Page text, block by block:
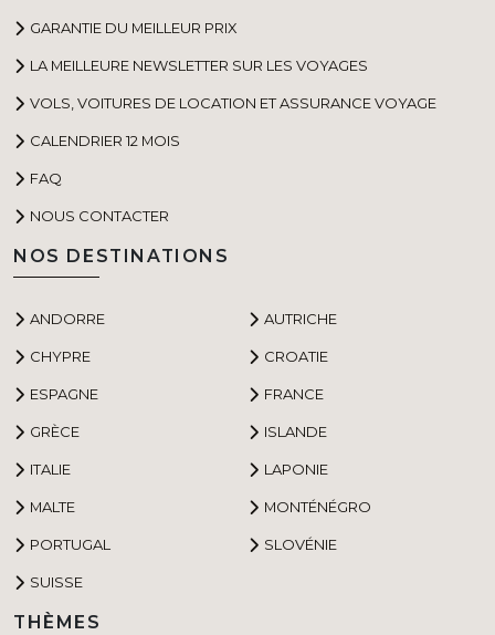
GARANTIE DU MEILLEUR PRIX
LA MEILLEURE NEWSLETTER SUR LES VOYAGES
VOLS, VOITURES DE LOCATION ET ASSURANCE VOYAGE
CALENDRIER 12 MOIS
FAQ
NOUS CONTACTER
NOS DESTINATIONS
ANDORRE AUTRICHE
CHYPRE CROATIE
ESPAGNE FRANCE
GRÈCE ISLANDE
ITALIE LAPONIE
MALTE MONTÉNÉGRO
PORTUGAL SLOVÉNIE
SUISSE
THÈMES